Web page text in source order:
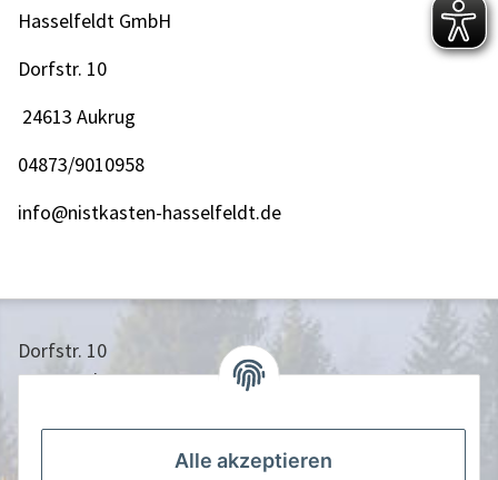
Alle akzeptieren
Hasselfeldt GmbH
Dorfstr. 10
24613 Aukrug
04873/9010958
info@nistkasten-hasselfeldt.de
Dorfstr. 10
24613 Aukrug